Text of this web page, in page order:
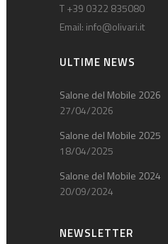
T +39 0322 835080
Email: info@olivari.it
ULTIME NEWS
Salone del Mobile 2026
27/04/2026
Salone del Mobile 2025
18/04/2025
Salone del Mobile 2024
20/09/2024
NEWSLETTER